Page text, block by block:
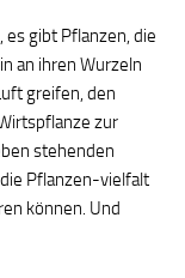
gibt Pflanzen, die
an ihren Wurzeln
greifen, den
zur
stehenden
Pflanzen-vielfalt
können. Und